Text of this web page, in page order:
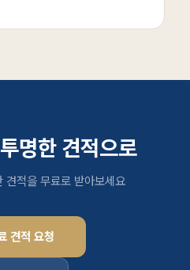
명한 견적으로
견적을 무료로 받아보세요
견적 요청